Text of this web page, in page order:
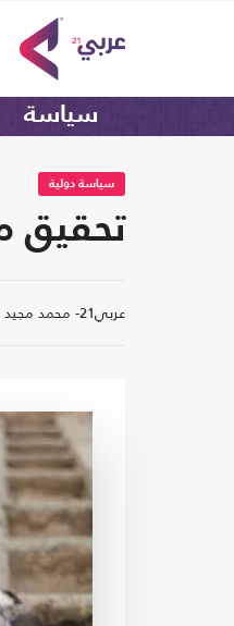
سياسة
سياسة دولية
تحقيق
عربي21- محمد مجيد الأحوازي